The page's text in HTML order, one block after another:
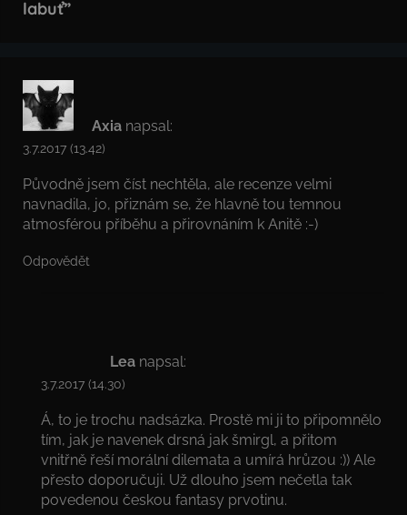
labuť”
Axia napsal:
3.7.2017 (13.42)
Původně jsem číst nechtěla, ale recenze velmi
navnadila, jo, přiznám se, že hlavně tou temnou
atmosférou příběhu a přirovnáním k Anitě :-)
Odpovědět
Lea napsal:
3.7.2017 (14.30)
Á, to je trochu nadsázka. Prostě mi ji to připomnělo
tím, jak je navenek drsná jak šmirgl, a přitom
vnitřně řeší morální dilemata a umírá hrůzou :)) Ale
přesto doporučuji. Už dlouho jsem nečetla tak
povedenou českou fantasy prvotinu.